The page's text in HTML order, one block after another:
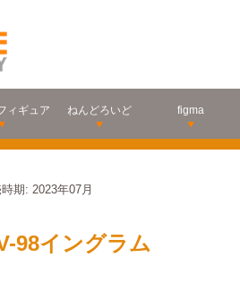
ィギュア ねんどろいど figma
期: 2023年07月
98イングラム